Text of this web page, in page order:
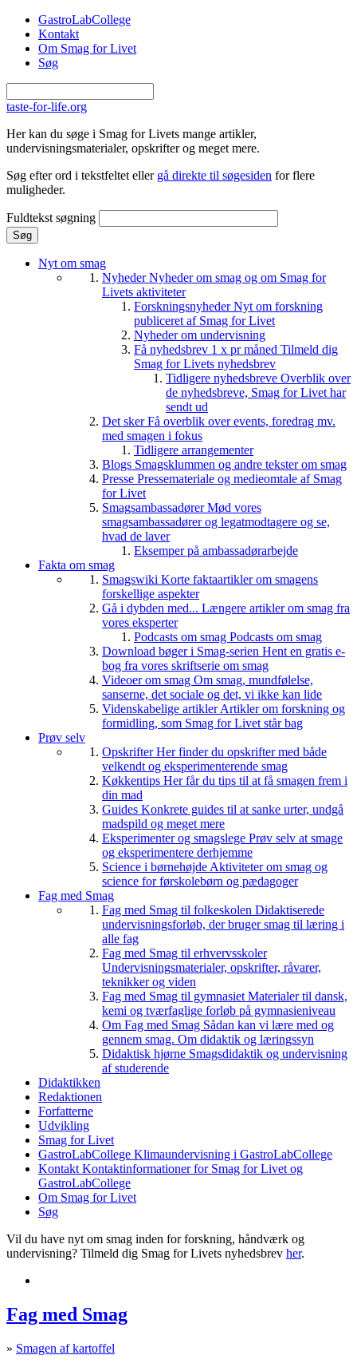
Gå til hovedindhold
GastroLabCollege
Kontakt
Om Smag for Livet
Søg
taste-for-life.org
Her kan du søge i Smag for Livets mange artikler,
undervisningsmaterialer, opskrifter og meget mere.
Søg efter ord i tekstfeltet eller gå direkte til søgesiden for flere
muligheder.
Fuldtekst søgning
Nyt om smag
NyhederNyheder om smag og om Smag for
Livets aktiviteter
ForskningsnyhederNyt om forskning
publiceret af Smag for Livet
Nyheder om undervisning
Få nyhedsbrev 1 x pr måned Tilmeld dig
Smag for Livets nyhedsbrev
Tidligere nyhedsbreve Overblik over
de nyhedsbreve, Smag for Livet har
sendt ud
Det skerFå overblik over events, foredrag mv.
med smagen i fokus
Tidligere arrangementer
Blogs Smagsklummen og andre tekster om smag
Presse Pressemateriale og medieomtale af Smag
for Livet
SmagsambassadørerMød vores
smagsambassadører og legatmodtagere og se,
hvad de laver
Eksemper på ambassadørarbejde
Fakta om smag
Smagswiki Korte faktaartikler om smagens
forskellige aspekter
Gå i dybden med... Længere artikler om smag fra
vores eksperter
Podcasts om smag Podcasts om smag
Download bøger i Smag-serien Hent en gratis e-
bog fra vores skriftserie om smag
Videoer om smag Om smag, mundfølelse,
sanserne, det sociale og det, vi ikke kan lide
Videnskabelige artiklerArtikler om forskning og
formidling, som Smag for Livet står bag
Prøv selv
OpskrifterHer finder du opskrifter med både
velkendt og eksperimenterende smag
Køkkentips Her får du tips til at få smagen frem i
din mad
Guides Konkrete guides til at sanke urter, undgå
madspild og meget mere
Eksperimenter og smagslege Prøv selv at smage
og eksperimentere derhjemme
Science i børnehøjde Aktiviteter om smag og
science for førskolebørn og pædagoger
Fag med Smag
Fag med Smag til folkeskolen Didaktiserede
undervisningsforløb, der bruger smag til læring i
alle fag
Fag med Smag til erhvervsskoler
Undervisningsmaterialer, opskrifter, råvarer,
teknikker og viden
Fag med Smag til gymnasiet Materialer til dansk,
kemi og tværfaglige forløb på gymnasieniveau
Om Fag med Smag Sådan kan vi lære med og
gennem smag. Om didaktik og læringssyn
Didaktisk hjørne Smagsdidaktik og undervisning
af studerende
Didaktikken
Redaktionen
Forfatterne
Udvikling
Smag for Livet
GastroLabCollege Klimaundervisning i GastroLabCollege
Kontakt Kontaktinformationer for Smag for Livet og
GastroLabCollege
Om Smag for Livet
Søg
Vil du have nyt om smag inden for forskning, håndværk og
undervisning? Tilmeld dig Smag for Livets nyhedsbrev her.
Fag med Smag
» Smagen af kartoffel